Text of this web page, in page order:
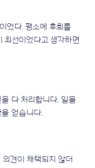
었다. 평소에 후회를
최선이었다고 생각하면
다 처리합니다. 일을
얻습니다.
견이 채택되지 않더